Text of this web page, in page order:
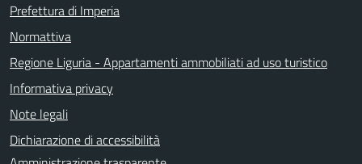
Prefettura di Imperia
Normattiva
Regione Liguria - Appartamenti ammobiliati ad uso turistico
Informativa privacy
Note legali
Dichiarazione di accessibilità